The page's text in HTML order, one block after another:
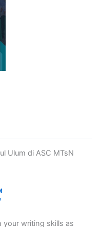
Ulum di ASC MTsN
your writing skills as